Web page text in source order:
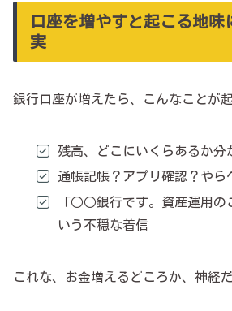
口座を増やすと起こる地味
実
銀行口座が増えたら、こんなことが
残高、どこにいくらあるか分
通帳記帳？アプリ確認？やら
「○○銀行です。資産運用の
いう不穏な着信
これな、お金増えるどころか、神経